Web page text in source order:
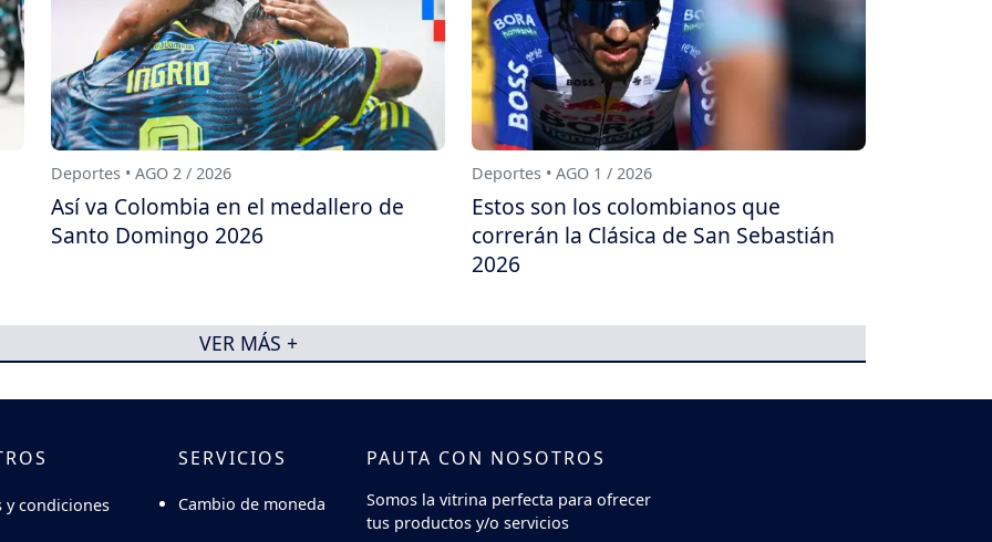
Deportes • AGO 2 / 2026
Así va Colombia en el medallero de
Santo Domingo 2026
Deportes • AGO 1 / 2026
Estos son los colombianos que
correrán la Clásica de San Sebastián
2026
VER MÁS +
y condiciones
SERVICIOS
Cambio de moneda
PAUTA CON NOSOTROS
Somos la vitrina perfecta para ofrecer
tus productos y/o servicios